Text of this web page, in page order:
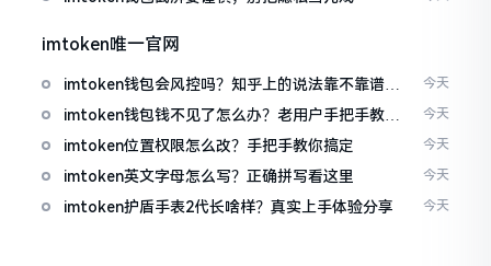
imtoken唯一官网
imtoken钱包会风控吗？知乎上的说法靠不靠谱，
老币民告诉你
今天
imtoken钱包钱不见了怎么办？老用户手把手教你
找回
今天
imtoken位置权限怎么改？手把手教你搞定 今天
imtoken英文字母怎么写？正确拼写看这里 今天
imtoken护盾手表2代长啥样？真实上手体验分享 今天